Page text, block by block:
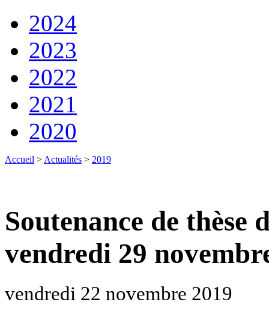
2024
2023
2022
2021
2020
Accueil > Actualités > 2019
Soutenance de thèse
vendredi 29
vendredi 22 novembre 2019